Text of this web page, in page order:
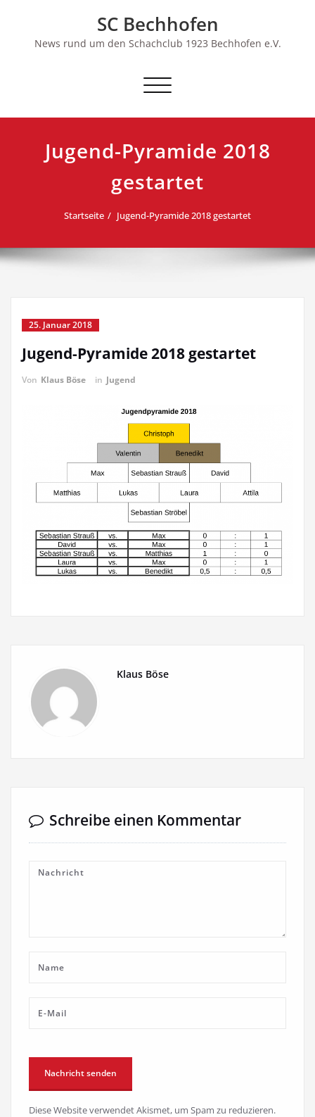
SC Bechhofen
News rund um den Schachclub 1923 Bechhofen e.V.
Schalte
Jugend-Pyramide 2018
gestartet
Startseite Jugend-Pyramide 2018 gestartet
25. Januar 2018
Jugend-Pyramide 2018 gestartet
Von Klaus Böse in Jugend
Klaus Böse
Schreibe einen Kommentar
Diese Website verwendet Akismet, um Spam zu reduzieren.